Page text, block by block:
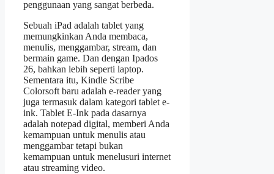
penggunaan yang sangat berbeda.
Sebuah iPad adalah tablet yang
memungkinkan Anda membaca,
menulis, menggambar, stream, dan
bermain game. Dan dengan Ipados
26, bahkan lebih seperti laptop.
Sementara itu, Kindle Scribe
Colorsoft baru adalah e-reader yang
juga termasuk dalam kategori tablet e-
ink. Tablet E-Ink pada dasarnya
adalah notepad digital, memberi Anda
kemampuan untuk menulis atau
menggambar tetapi bukan
kemampuan untuk menelusuri internet
atau streaming video.